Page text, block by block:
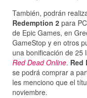
También, podrán
Redemption 2 para
de Epic Games, en
GameStop y en otros
una bonificación de 25
Red Dead Online. Red
se podrá comprar a
les menciono que el
noviembre.